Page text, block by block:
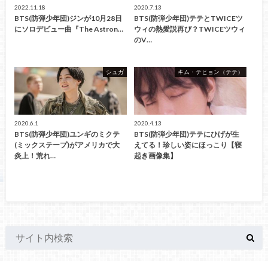
2022.11.18
BTS(防弾少年団)ジンが10月28日
にソロデビュー曲『The Astron…
2020.7.13
BTS(防弾少年団)テテとTWICEツ
ウィの熱愛説再び？TWICEツウィ
のV…
シュガ
2020.6.1
BTS(防弾少年団)ユンギのミクテ
(ミックステープ)がアメリカで大
炎上！荒れ…
キム・テヒョン（テテ）
2020.4.13
BTS(防弾少年団)テテにひげが生
えてる！珍しい姿にほっこり【寝
起き画像集】